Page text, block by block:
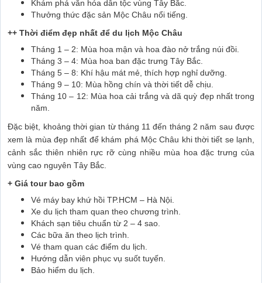
Khám phá văn hóa dân tộc vùng Tây Bắc.
Thưởng thức đặc sản Mộc Châu nổi tiếng.
++ Thời điểm đẹp nhất để du lịch Mộc Châu
Tháng 1 – 2: Mùa hoa mận và hoa đào nở trắng núi đồi.
Tháng 3 – 4: Mùa hoa ban đặc trưng Tây Bắc.
Tháng 5 – 8: Khí hậu mát mẻ, thích hợp nghỉ dưỡng.
Tháng 9 – 10: Mùa hồng chín và thời tiết dễ chịu.
Tháng 10 – 12: Mùa hoa cải trắng và dã quỳ đẹp nhất trong
năm.
Đặc biệt, khoảng thời gian từ tháng 11 đến tháng 2 năm sau được
xem là mùa đẹp nhất để khám phá Mộc Châu khi thời tiết se lạnh,
cảnh sắc thiên nhiên rực rỡ cùng nhiều mùa hoa đặc trưng của
vùng cao nguyên Tây Bắc.
+ Giá tour bao gồm
Vé máy bay khứ hồi TP.HCM – Hà Nội.
Xe du lịch tham quan theo chương trình.
Khách sạn tiêu chuẩn từ 2 – 4 sao.
Các bữa ăn theo lịch trình.
Vé tham quan các điểm du lịch.
Hướng dẫn viên phục vụ suốt tuyến.
Bảo hiểm du lịch.